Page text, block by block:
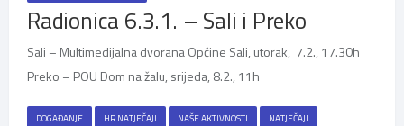
Radionica 6.3.1. – Sali i Preko
Sali – Multimedijalna dvorana Općine Sali, utorak, 7.2., 17.30h
Preko – POU Dom na žalu, srijeda, 8.2., 11h
DOGAĐANJE HR NATJEČAJI NAŠE AKTIVNOSTI
NATJEČAJI